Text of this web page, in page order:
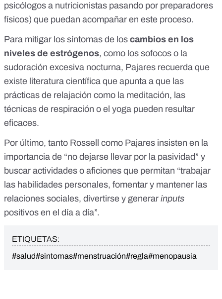
psicólogos a nutricionistas pasando por preparadores
físicos) que puedan acompañar en este proceso.
Para mitigar los síntomas de los cambios en los
niveles de estrógenos, como los sofocos o la
sudoración excesiva nocturna, Pajares recuerda que
existe literatura científica que apunta a que las
prácticas de relajación como la meditación, las
técnicas de respiración o el yoga pueden resultar
eficaces.
Por último, tanto Rossell como Pajares insisten en la
importancia de “no dejarse llevar por la pasividad” y
buscar actividades o aficiones que permitan “trabajar
las habilidades personales, fomentar y mantener las
relaciones sociales, divertirse y generar inputs
positivos en el día a día”.
ETIQUETAS:
#salud#sintomas#menstruación#regla#menopausia